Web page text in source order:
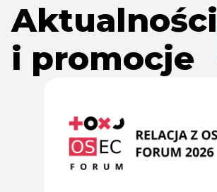
Aktualności
i promocje